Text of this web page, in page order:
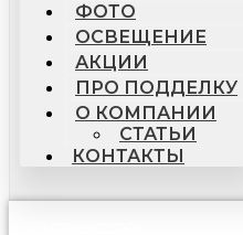
ФОТО
ОСВЕЩЕНИЕ
АКЦИИ
ПРО ПОДДЕЛКУ
О КОМПАНИИ
СТАТЬИ
КОНТАКТЫ